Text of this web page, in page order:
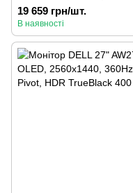
19 659 грн/шт.
В наявності